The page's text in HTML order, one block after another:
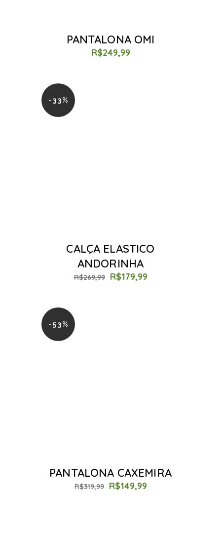
PANTALONA OMI
R$249,99
-33%
CALÇA ELASTICO
ANDORINHA
R$269,99 R$179,99
-53%
PANTALONA CAXEMIRA
R$319,99 R$149,99